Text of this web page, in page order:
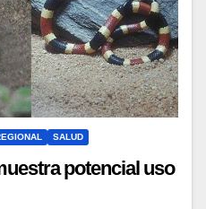
SALUD
potencial uso